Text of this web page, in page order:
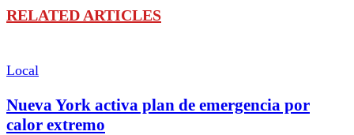
RELATED ARTICLES
Local
Nueva York activa plan de emergencia por
calor extremo